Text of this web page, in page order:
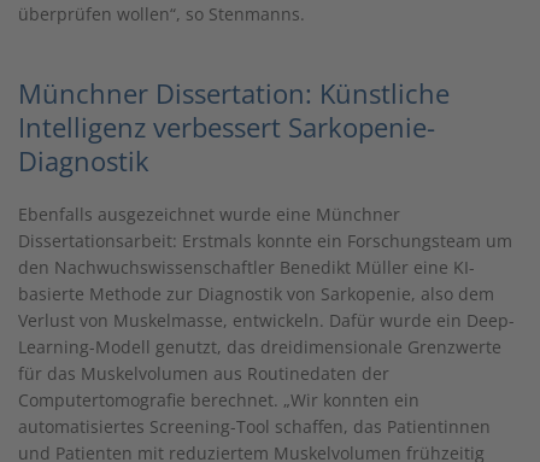
überprüfen wollen“, so Stenmanns.
Münchner Dissertation: Künstliche
Intelligenz verbessert Sarkopenie-
Diagnostik
Ebenfalls ausgezeichnet wurde eine Münchner
Dissertationsarbeit: Erstmals konnte ein Forschungsteam um
den Nachwuchswissenschaftler Benedikt Müller eine KI-
basierte Methode zur Diagnostik von Sarkopenie, also dem
Verlust von Muskelmasse, entwickeln. Dafür wurde ein Deep-
Learning-Modell genutzt, das dreidimensionale Grenzwerte
für das Muskelvolumen aus Routinedaten der
Computertomografie berechnet. „Wir konnten ein
automatisiertes Screening-Tool schaffen, das Patientinnen
und Patienten mit reduziertem Muskelvolumen frühzeitig